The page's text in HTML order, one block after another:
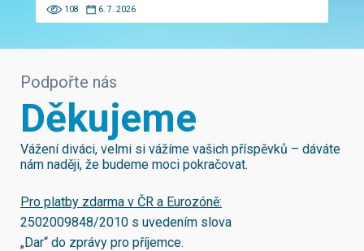
108 6. 7. 2026
Podpořte nás
Děkujeme
Vážení diváci, velmi si vážíme vašich příspěvků – dáváte
nám naději, že budeme moci pokračovat.
Pro platby zdarma v ČR a Eurozóně:
2502009848/2010 s uvedením slova
„Dar“ do zprávy pro příjemce.